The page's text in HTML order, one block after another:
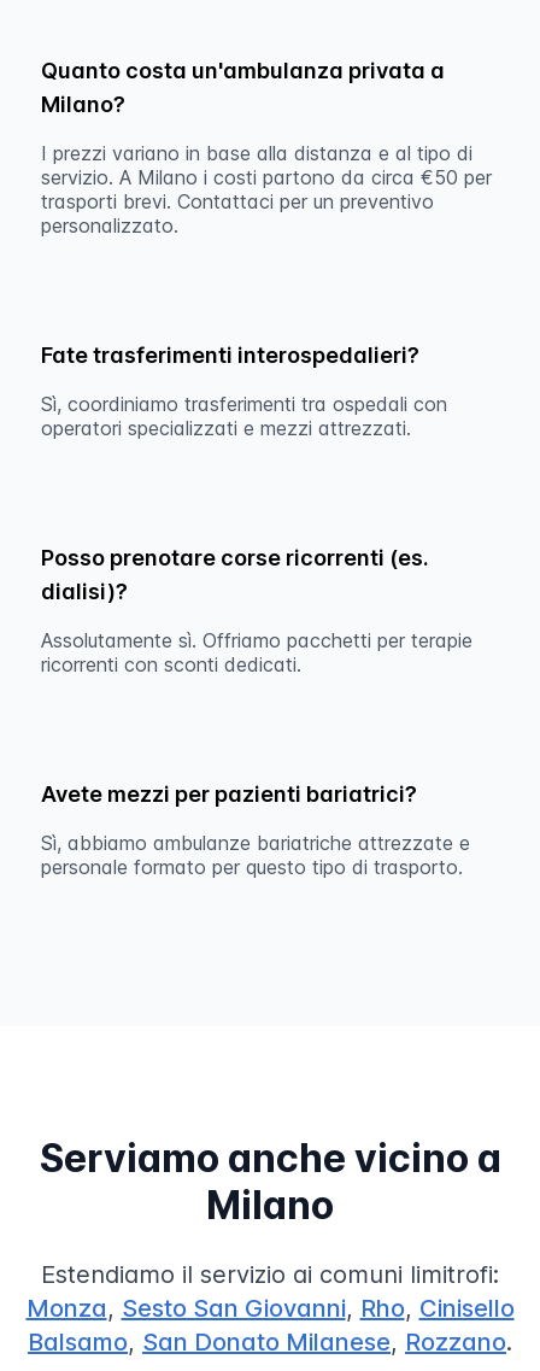
Quanto costa un'ambulanza privata a
Milano?
I prezzi variano in base alla distanza e al tipo di
servizio. A Milano i costi partono da circa €50 per
trasporti brevi. Contattaci per un preventivo
personalizzato.
Fate trasferimenti interospedalieri?
Sì, coordiniamo trasferimenti tra ospedali con
operatori specializzati e mezzi attrezzati.
Posso prenotare corse ricorrenti (es.
dialisi)?
Assolutamente sì. Offriamo pacchetti per terapie
ricorrenti con sconti dedicati.
Avete mezzi per pazienti bariatrici?
Sì, abbiamo ambulanze bariatriche attrezzate e
personale formato per questo tipo di trasporto.
Serviamo anche vicino a
Milano
Estendiamo il servizio ai comuni limitrofi:
Monza, Sesto San Giovanni, Rho, Cinisello
Balsamo, San Donato Milanese, Rozzano.